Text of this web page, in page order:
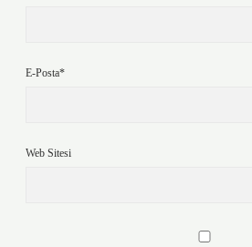
E-Posta*
Web Sitesi